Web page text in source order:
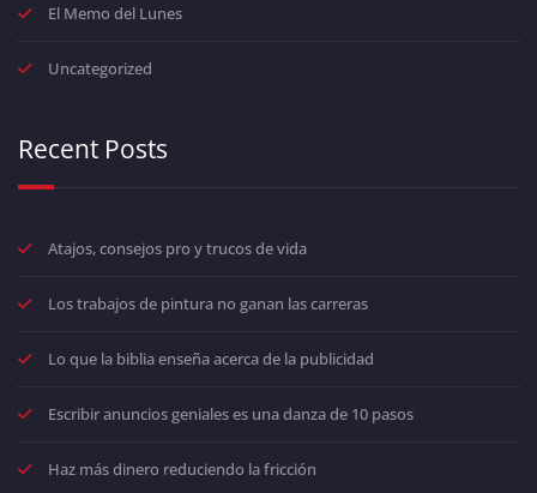
El Memo del Lunes
Uncategorized
Recent Posts
Atajos, consejos pro y trucos de vida
Los trabajos de pintura no ganan las carreras
Lo que la biblia enseña acerca de la publicidad
Escribir anuncios geniales es una danza de 10 pasos
Haz más dinero reduciendo la fricción